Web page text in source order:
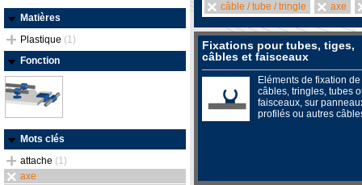
Matières
Plastique (1)
Fonction
Mots clés
attache (1)
axe
câble / tube / tringle axe
Fixations pour tubes, tiges,
câbles et faisceaux
Eléments de fixation de
câbles, tringles, tubes
faisceaux, sur
profilés ou autres